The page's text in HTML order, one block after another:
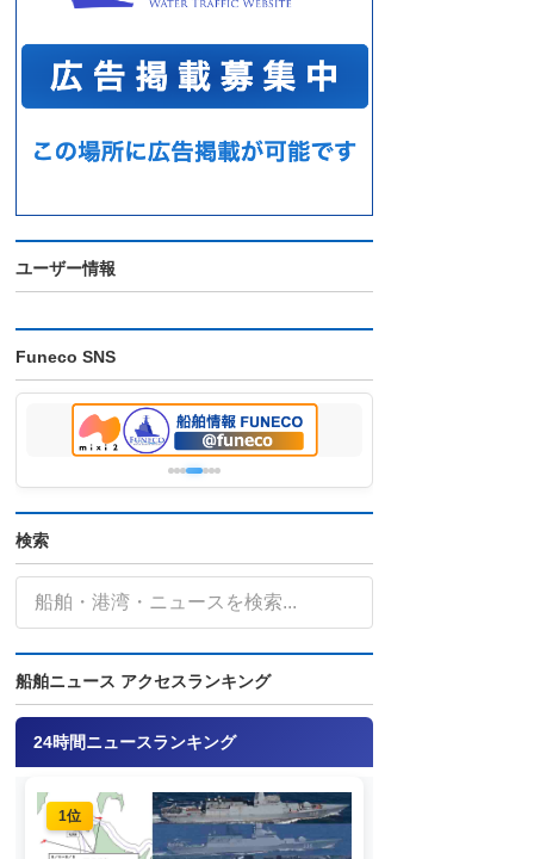
ユーザー情報
Funeco SNS
検索
船舶ニュース アクセスランキング
24時間ニュースランキング
1位